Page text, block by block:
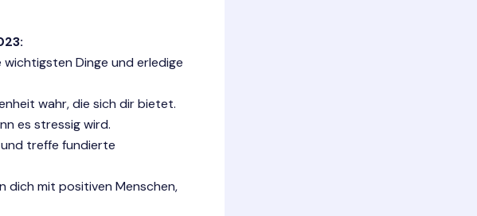
wichtigsten Dinge und erledige
wahr, die sich dir bietet.
es stressig wird.
treffe fundierte
dich mit positiven Menschen,